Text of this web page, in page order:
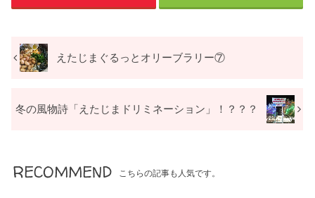
えたじまぐるっとオリーブラリー⑦
冬の風物詩「えたじまドリミネーション」！？？？
RECOMMEND こちらの記事も人気です。